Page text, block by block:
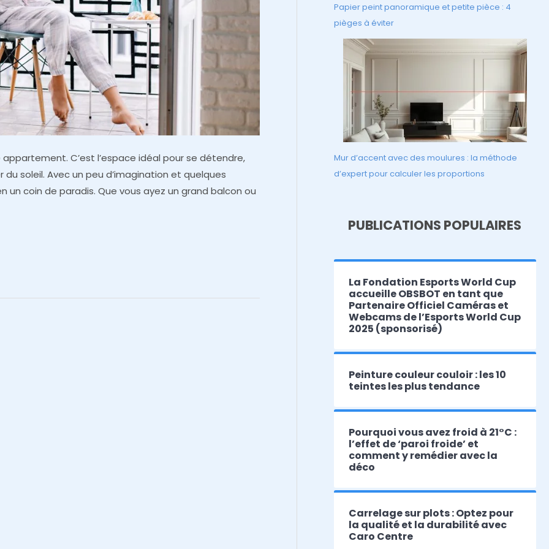
C’est l’espace idéal pour se détendre,
soleil. Avec un peu d’imagination et quelques
coin de paradis. Que vous ayez un grand balcon ou
Papier peint panoramique et petite pièce : 4
pièges à éviter
Mur d’accent avec des moulures : la méthode
d’expert pour calculer les proportions
PUBLICATIONS POPULAIRES
La Fondation Esports World Cup
accueille OBSBOT en tant que
Partenaire Officiel Caméras et
Webcams de l’Esports World Cup
2025 (sponsorisé)
Peinture couleur couloir : les 10
teintes les plus tendance
Pourquoi vous avez froid à 21°C :
l’effet de ‘paroi froide’ et
comment y remédier avec la
déco
Carrelage sur plots : Optez pour
la qualité et la durabilité avec
Caro Centre